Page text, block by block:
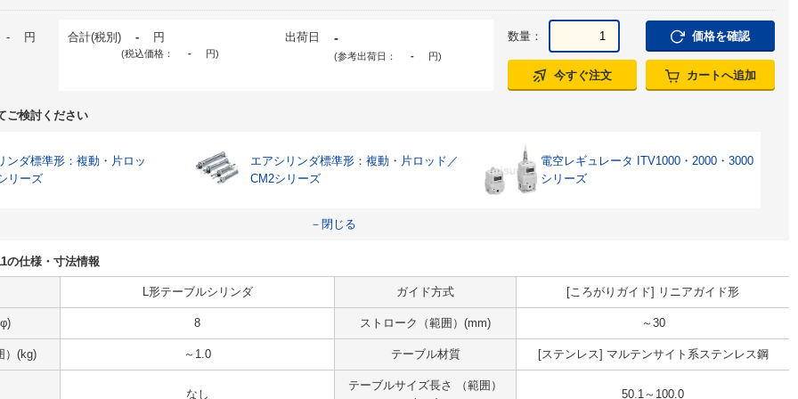
- 円 合計(税別) - 円
(税込価格： - 円)
出荷日 -
(参考出荷日： - 円)
数量： 価格を確認
今すぐ注文 カートへ追加
ご検討ください
ンダ標準形：複動・片ロッ
リーズ
エアシリンダ標準形：複動・片ロッド／
CM2シリーズ
電空レギュレータ ITV1000・2000・3000
シリーズ
－閉じる
の仕様・寸法情報
L形テーブルシリンダ ガイド方式 [ころがりガイド] リニアガイド形
8 ストローク（範囲）(mm) ～30
）(kg) ～1.0 テーブル材質 [ステンレス] マルテンサイト系ステンレス鋼
なし
テーブルサイズ長さ （範囲）
50.1～100.0